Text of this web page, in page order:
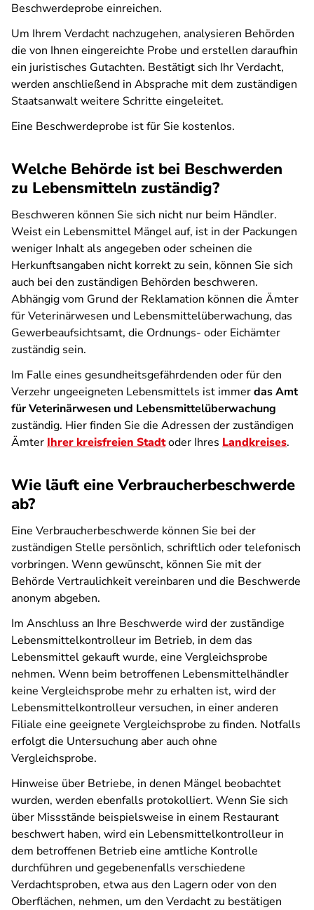
Beschwerdeprobe einreichen.
Um Ihrem Verdacht nachzugehen, analysieren Behörden
die von Ihnen eingereichte Probe und erstellen daraufhin
ein juristisches Gutachten. Bestätigt sich Ihr Verdacht,
werden anschließend in Absprache mit dem zuständigen
Staatsanwalt weitere Schritte eingeleitet.
Eine Beschwerdeprobe ist für Sie kostenlos.
Welche Behörde ist bei Beschwerden
zu Lebensmitteln zuständig?
Beschweren können Sie sich nicht nur beim Händler.
Weist ein Lebensmittel Mängel auf, ist in der Packungen
weniger Inhalt als angegeben oder scheinen die
Herkunftsangaben nicht korrekt zu sein, können Sie sich
auch bei den zuständigen Behörden beschweren.
Abhängig vom Grund der Reklamation können die Ämter
für Veterinärwesen und Lebensmittelüberwachung, das
Gewerbeaufsichtsamt, die Ordnungs- oder Eichämter
zuständig sein.
Im Falle eines gesundheitsgefährdenden oder für den
Verzehr ungeeigneten Lebensmittels ist immerdas Amt
für Veterinärwesen und Lebensmittelüberwachung
zuständig. Hier finden Sie die Adressen der zuständigen
Ämter Ihrer kreisfreien Stadtoder Ihres Landkreises.
Wie läuft eine Verbraucherbeschwerde
ab?
Eine Verbraucherbeschwerde können Sie bei der
zuständigen Stelle persönlich, schriftlich oder telefonisch
vorbringen. Wenn gewünscht, können Sie mit der
Behörde Vertraulichkeit vereinbaren und die Beschwerde
anonym abgeben.
Im Anschluss an Ihre Beschwerde wird der zuständige
Lebensmittelkontrolleur im Betrieb, in dem das
Lebensmittel gekauft wurde, eine Vergleichsprobe
nehmen. Wenn beim betroffenen Lebensmittelhändler
keine Vergleichsprobe mehr zu erhalten ist, wird der
Lebensmittelkontrolleur versuchen, in einer anderen
Filiale eine geeignete Vergleichsprobe zu finden. Notfalls
erfolgt die Untersuchung aber auch ohne
Vergleichsprobe.
Hinweise über Betriebe, in denen Mängel beobachtet
wurden, werden ebenfalls protokolliert. Wenn Sie sich
über Missstände beispielsweise in einem Restaurant
beschwert haben, wird ein Lebensmittelkontrolleur in
dem betroffenen Betrieb eine amtliche Kontrolle
durchführen und gegebenenfalls verschiedene
Verdachtsproben, etwa aus den Lagern oder von den
Oberflächen, nehmen, um den Verdacht zu bestätigen